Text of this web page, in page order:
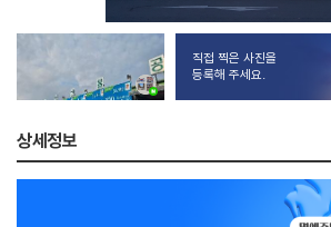
직접 찍은 사진을
등록해 주세요.
상세정보